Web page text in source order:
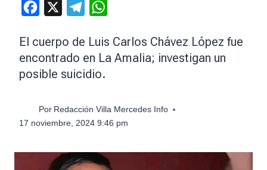
Facebook Telegram
El cuerpo de Luis Carlos Chávez López fue
encontrado en La Amalia; investigan un
posible suicidio.
Por Redacción Villa Mercedes Info
17 noviembre, 2024 9:46 pm